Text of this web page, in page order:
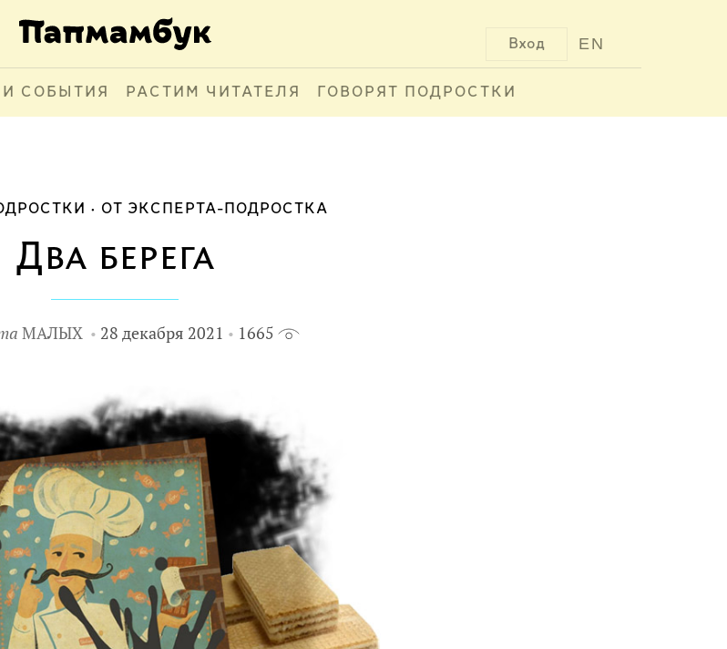
EN
Вход
СОБЫТИЯ РАСТИМ ЧИТАТЕЛЯ ГОВОРЯТ ПОДРОСТКИ
ОТ ЭКСПЕРТА-ПОДРОСТКА
Два берега
МАЛЫХ 28 декабря 2021 1665